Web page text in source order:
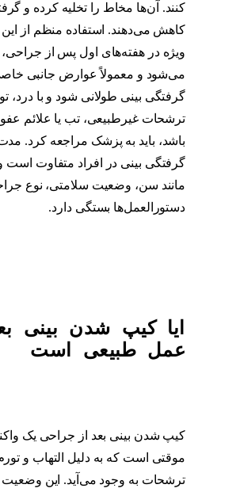
کنند. آن‌ها مخاط را تخلیه کرده و
کاهش می‌دهند. استفاده منظم از این
ویژه در هفته‌های اول پس از جراحی،
می‌شود و معمولاً عوارض جانبی خاصی
گرفتگی بینی طولانی شود و با درد،
ترشحات غیرطبیعی، تب یا علائم
باشد، باید به پزشک مراجعه کرد.
گرفتگی بینی در افراد متفاوت است
مانند سن، وضعیت سلامتی، نوع
دستورالعمل‌ها بستگی دارد.
ایا کیپ شدن بینی
عمل طبیعی است
کیپ شدن بینی بعد از جراحی یک
موقتی است که به دلیل التهاب و
ترشحات به وجود می‌آید. این وضعیت